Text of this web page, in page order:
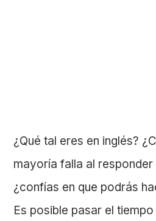
¿Qué tal eres en inglés?
mayoría falla al responder
¿confías en que podrás
Es posible pasar el